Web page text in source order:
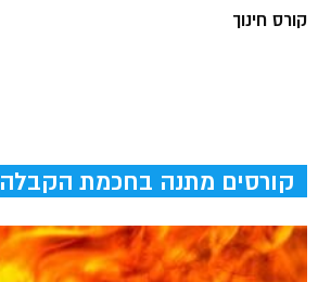
קורס חינוך
קורסים מתנה בחכמת הקבלה